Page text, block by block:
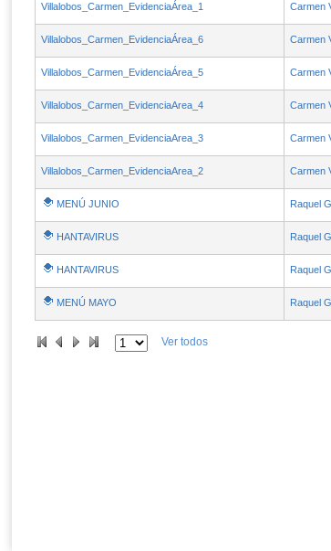
Villalobos_Carmen_EvidenciaÁrea_1 Carmen
Villalobos_Carmen_EvidenciaÁrea_6 Carmen
Villalobos_Carmen_EvidenciaÁrea_5 Carmen
Villalobos_Carmen_EvidenciaArea_4 Carmen
Villalobos_Carmen_EvidenciaArea_3 Carmen
Villalobos_Carmen_EvidenciaArea_2 Carmen
MENÚ JUNIO Raquel G.
HANTAVIRUS Raquel G.
HANTAVIRUS Raquel G.
MENÚ MAYO Raquel G.
Ver todos